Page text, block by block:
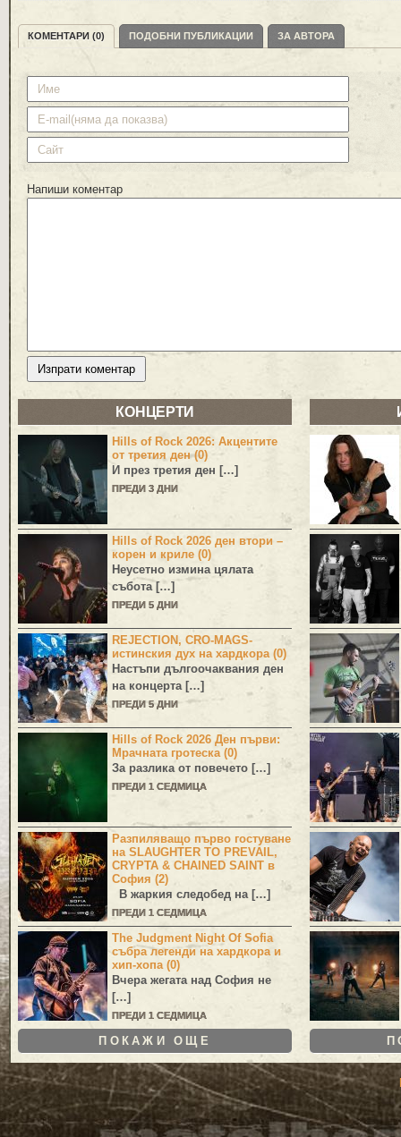
КОМЕНТАРИ (0) ПОДОБНИ ПУБЛИКАЦИИ ЗА АВТОРА
Напиши коментар
КОНЦЕРТИ
Hills of Rock 2026: Акцентите
от третия ден (0)
И през третия ден […]
ПРЕДИ 3 ДНИ
Hills of Rock 2026 ден втори –
корен и криле (0)
Неусетно измина цялата
събота […]
ПРЕДИ 5 ДНИ
REJECTION, CRO-MAGS-
истинския дух на хардкора (0)
Настъпи дългоочаквания ден
на концерта […]
ПРЕДИ 5 ДНИ
Hills of Rock 2026 Ден първи:
Мрачната гротеска (0)
За разлика от повечето […]
ПРЕДИ 1 СЕДМИЦА
Разпиляващо първо гостуване
на SLAUGHTER TO PREVAIL,
CRYPTA & CHAINED SAINT в
София (2)
В жаркия следобед на […]
ПРЕДИ 1 СЕДМИЦА
The Judgment Night Of Sofia
събра легенди на хардкора и
хип-хопа (0)
Вчера жегата над София не
[…]
ПРЕДИ 1 СЕДМИЦА
ПОКАЖИ ОЩЕ